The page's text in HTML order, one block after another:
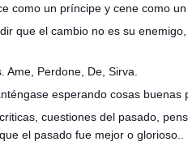
como un príncipe y cene como un
que el cambio no es su
Perdone, De, Sirva.
esperando cosas buenas
cuestiones del pasado,
el pasado fue mejor o glorioso..